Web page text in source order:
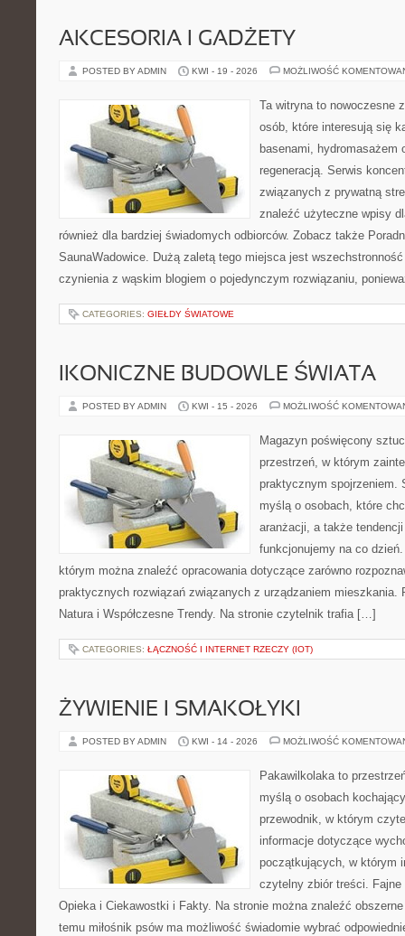
AKCESORIA I GADŻETY
POSTED BY ADMIN KWI - 19 - 2026 MOŻLIWOŚĆ
Ta witryna to nowoczesne
osób, które interesują się
basenami, hydromasażem
regeneracją. Serwis
związanych z prywatną
znaleźć użyteczne wpisy
również dla bardziej świadomych odbiorców. Zobacz także
SaunaWadowice. Dużą zaletą tego miejsca jest
czynienia z wąskim blogiem o pojedynczym rozwiązaniu,
CATEGORIES: GIEŁDY ŚWIATOWE
IKONICZNE BUDOWLE ŚWIATA
POSTED BY ADMIN KWI - 15 - 2026 MOŻLIWOŚĆ
Magazyn poświęcony
przestrzeń, w którym
praktycznym spojrzeniem.
myślą o osobach, które
aranżacji, a także
funkcjonujemy na co
którym można znaleźć opracowania dotyczące zarówno
praktycznych rozwiązań związanych z urządzaniem mieszkania.
Natura i Współczesne Trendy. Na stronie czytelnik trafia […]
CATEGORIES: ŁĄCZNOŚĆ I INTERNET RZECZY (IOT)
ŻYWIENIE I SMAKOŁYKI
POSTED BY ADMIN KWI - 14 - 2026 MOŻLIWOŚĆ
Pakawilkolaka to
myślą o osobach
przewodnik, w którym
informacje dotyczące
początkujących, w którym
czytelny zbiór treści. Fajne
Opieka i Ciekawostki i Fakty. Na stronie można znaleźć
temu miłośnik psów ma możliwość świadomie wybrać